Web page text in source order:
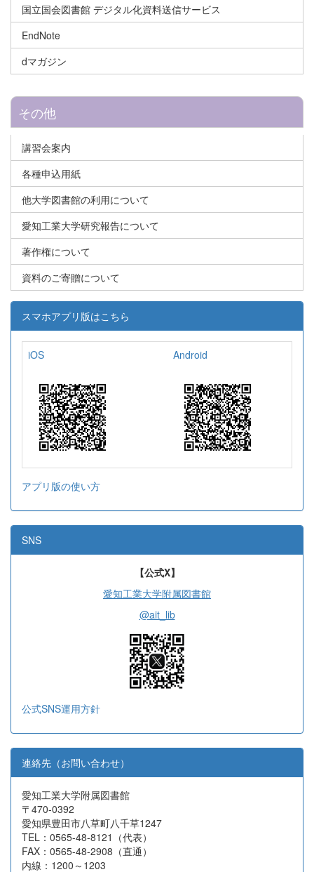
国立国会図書館 デジタル化資料送信サービス
EndNote
dマガジン
その他
講習会案内
各種申込用紙
他大学図書館の利用について
愛知工業大学研究報告について
著作権について
資料のご寄贈について
スマホアプリ版はこちら
iOS Android
アプリ版の使い方
SNS
【公式X】
愛知工業大学附属図書館
@ait_lib
公式SNS運用方針
連絡先（お問い合わせ）
愛知工業大学附属図書館
〒470-0392
愛知県豊田市八草町八千草1247
TEL：0565-48-8121（代表）
FAX：0565-48-2908（直通）
内線：1200～1203